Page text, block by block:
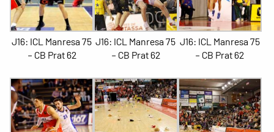
J16: ICL Manresa 75
– CB Prat 62
J16: ICL Manresa 75
– CB Prat 62
J16: ICL Manresa 75
– CB Prat 62